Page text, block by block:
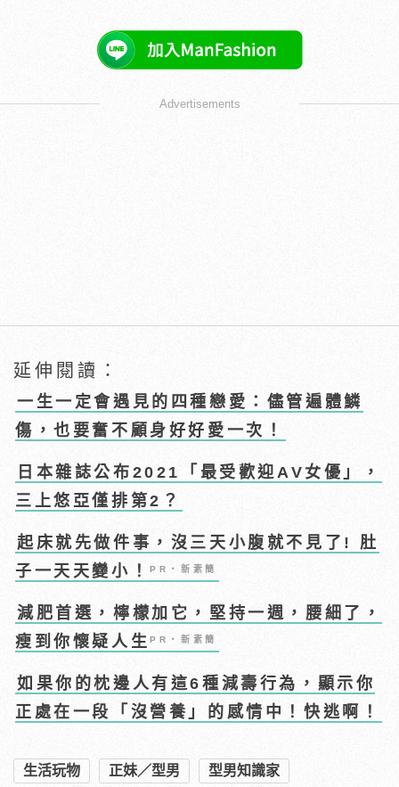
Advertisements
延伸閱讀：
一生一定會遇見的四種戀愛：儘管遍體鱗
傷，也要奮不顧身好好愛一次！
日本雜誌公布2021「最受歡迎AV女優」，
三上悠亞僅排第2？
起床就先做件事，沒三天小腹就不見了! 肚
子一天天變小！PR・新素簡
減肥首選，檸檬加它，堅持一週，腰細了，
瘦到你懷疑人生PR・新素簡
如果你的枕邊人有這6種減壽行為，顯示你
正處在一段「沒營養」的感情中！快逃啊！
生活玩物 正妹／型男 型男知識家